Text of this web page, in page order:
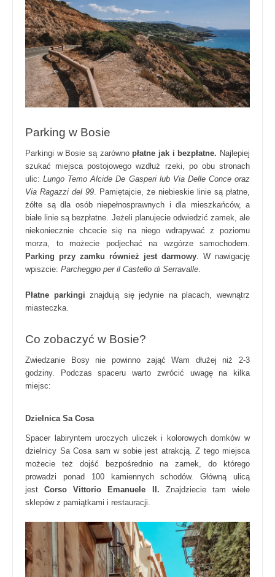
Parking w Bosie
Parkingi w Bosie są zarówno płatne jak i bezpłatne. Najlepiej
szukać miejsca postojowego wzdłuż rzeki, po obu stronach
ulic:Lungo Temo Alcide De Gasperi lub Via Delle Conce oraz
Via Ragazzi del 99. Pamiętajcie, że niebieskie linie są płatne,
żółte są dla osób niepełnosprawnych i dla mieszkańców, a
białe linie są bezpłatne. Jeżeli planujecie odwiedzić zamek, ale
niekoniecznie chcecie się na niego wdrapywać z poziomu
morza, to możecie podjechać na wzgórze samochodem.
Parking przy zamku również jest darmowy. W nawigację
wpiszcie: Parcheggio per il Castello di Serravalle.
Płatne parkingi znajdują się jedynie na placach, wewnątrz
miasteczka.
Co zobaczyć w Bosie?
Zwiedzanie Bosy nie powinno zająć Wam dłużej niż 2-3
godziny. Podczas spaceru warto zwrócić uwagę na kilka
miejsc:
Dzielnica Sa Cosa
Spacer labiryntem uroczych uliczek i kolorowych domków w
dzielnicy Sa Cosa sam w sobie jest atrakcją. Z tego miejsca
możecie też dojść bezpośrednio na zamek, do którego
prowadzi ponad 100 kamiennych schodów. Główną ulicą
jestCorso Vittorio Emanuele II. Znajdziecie tam wiele
sklepów z pamiątkami i restauracji.